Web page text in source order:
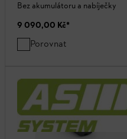
Bez akumulátoru a nabíječky
9 090,00 Kč*
Porovnat